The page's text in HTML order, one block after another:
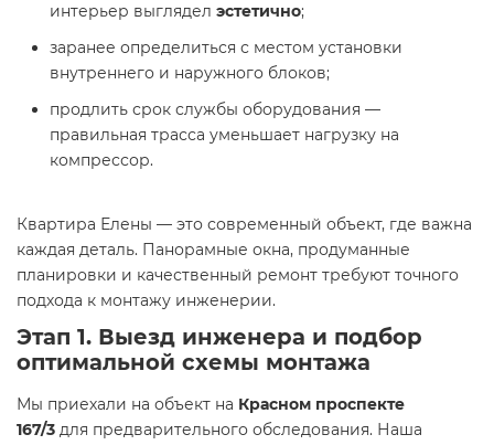
интерьер выглядел эстетично;
заранее определиться с местом установки
внутреннего и наружного блоков;
продлить срок службы оборудования —
правильная трасса уменьшает нагрузку на
компрессор.
Квартира Елены — это современный объект, где важна
каждая деталь. Панорамные окна, продуманные
планировки и качественный ремонт требуют точного
подхода к монтажу инженерии.
Этап 1. Выезд инженера и подбор
оптимальной схемы монтажа
Мы приехали на объект на Красном проспекте
167/3 для предварительного обследования. Наша